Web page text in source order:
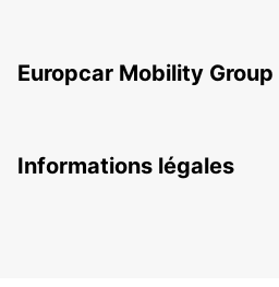
Europcar Mobility Group
Informations légales